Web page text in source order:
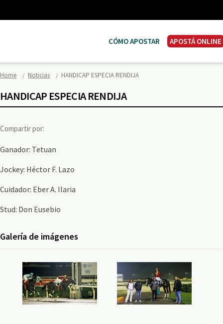
CÓMO APOSTAR APOSTÁ ONLINE
Home Noticias HANDICAP ESPECIA RENDIJA
HANDICAP ESPECIA RENDIJA
Compartir por:
Ganador: Tetuan
Jockey: Héctor F. Lazo
Cuidador: Eber A. Ilaria
Stud: Don Eusebio
Galería de imágenes